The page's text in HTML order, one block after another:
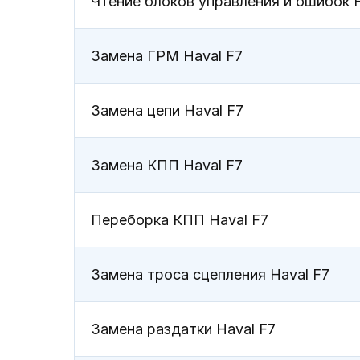
Замена ГРМ Haval F7
Замена цепи Haval F7
Замена КПП Haval F7
Переборка КПП Haval F7
Замена троса сцепления Haval F7
Замена раздатки Haval F7
ТО Haval F7 в